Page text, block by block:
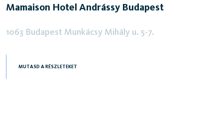
Mamaison Hotel Andrássy Budapest
1063 Budapest Munkácsy Mihály u. 5-7.
MUTASD A RÉSZLETEKET